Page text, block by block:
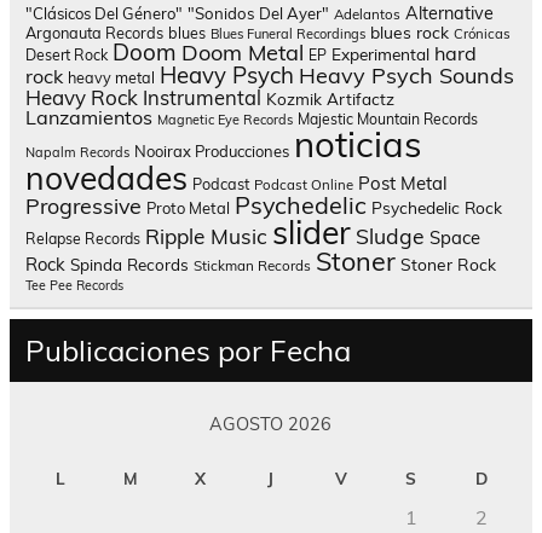
"Clásicos Del Género" "Sonidos Del Ayer" Adelantos Alternative
Argonauta Records blues Blues Funeral Recordings blues rock Crónicas
Desert Rock Doom Doom Metal EP Experimental hard
rock heavy metal Heavy Psych Heavy Psych Sounds
Heavy Rock Instrumental Kozmik Artifactz
Lanzamientos Magnetic Eye Records Majestic Mountain Records
Napalm Records Nooirax Producciones noticias
novedades Podcast Podcast Online Post Metal
Progressive Proto Metal Psychedelic Psychedelic Rock
Relapse Records Ripple Music slider Sludge Space
Rock Spinda Records Stickman Records Stoner Stoner Rock
Tee Pee Records
Publicaciones por Fecha
AGOSTO 2026
L M X J V S D
1
2